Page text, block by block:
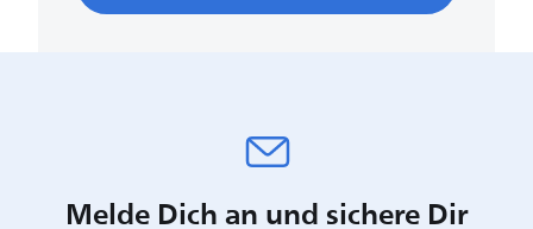
Melde Dich an und sichere Dir